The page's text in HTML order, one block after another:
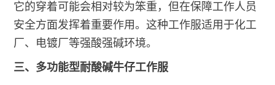
它的穿着可能会相对较为笨重，但在保障工作人员
安全方面发挥着重要作用。这种工作服适用于化工
厂、电镀厂等强酸强碱环境。
三、多功能型耐酸碱牛仔工作服